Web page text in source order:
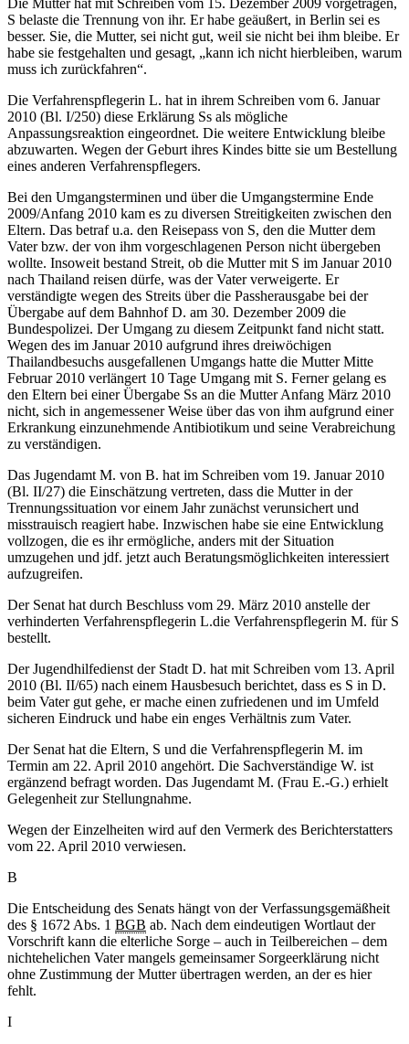
Die Mutter hat mit Schreiben vom 15. Dezember 2009 vorgetragen,
S belaste die Trennung von ihr. Er habe geäußert, in Berlin sei es
besser. Sie, die Mutter, sei nicht gut, weil sie nicht bei ihm bleibe. Er
habe sie festgehalten und gesagt, „kann ich nicht hierbleiben, warum
muss ich zurückfahren“.
Die Verfahrenspflegerin L. hat in ihrem Schreiben vom 6. Januar
2010 (Bl. I/250) diese Erklärung Ss als mögliche
Anpassungsreaktion eingeordnet. Die weitere Entwicklung bleibe
abzuwarten. Wegen der Geburt ihres Kindes bitte sie um Bestellung
eines anderen Verfahrenspflegers.
Bei den Umgangsterminen und über die Umgangstermine Ende
2009/Anfang 2010 kam es zu diversen Streitigkeiten zwischen den
Eltern. Das betraf u.a. den Reisepass von S, den die Mutter dem
Vater bzw. der von ihm vorgeschlagenen Person nicht übergeben
wollte. Insoweit bestand Streit, ob die Mutter mit S im Januar 2010
nach Thailand reisen dürfe, was der Vater verweigerte. Er
verständigte wegen des Streits über die Passherausgabe bei der
Übergabe auf dem Bahnhof D. am 30. Dezember 2009 die
Bundespolizei. Der Umgang zu diesem Zeitpunkt fand nicht statt.
Wegen des im Januar 2010 aufgrund ihres dreiwöchigen
Thailandbesuchs ausgefallenen Umgangs hatte die Mutter Mitte
Februar 2010 verlängert 10 Tage Umgang mit S. Ferner gelang es
den Eltern bei einer Übergabe Ss an die Mutter Anfang März 2010
nicht, sich in angemessener Weise über das von ihm aufgrund einer
Erkrankung einzunehmende Antibiotikum und seine Verabreichung
zu verständigen.
Das Jugendamt M. von B. hat im Schreiben vom 19. Januar 2010
(Bl. II/27) die Einschätzung vertreten, dass die Mutter in der
Trennungssituation vor einem Jahr zunächst verunsichert und
misstrauisch reagiert habe. Inzwischen habe sie eine Entwicklung
vollzogen, die es ihr ermögliche, anders mit der Situation
umzugehen und jdf. jetzt auch Beratungsmöglichkeiten interessiert
aufzugreifen.
Der Senat hat durch Beschluss vom 29. März 2010 anstelle der
verhinderten Verfahrenspflegerin L.die Verfahrenspflegerin M. für S
bestellt.
Der Jugendhilfedienst der Stadt D. hat mit Schreiben vom 13. April
2010 (Bl. II/65) nach einem Hausbesuch berichtet, dass es S in D.
beim Vater gut gehe, er mache einen zufriedenen und im Umfeld
sicheren Eindruck und habe ein enges Verhältnis zum Vater.
Der Senat hat die Eltern, S und die Verfahrenspflegerin M. im
Termin am 22. April 2010 angehört. Die Sachverständige W. ist
ergänzend befragt worden. Das Jugendamt M. (Frau E.-G.) erhielt
Gelegenheit zur Stellungnahme.
Wegen der Einzelheiten wird auf den Vermerk des Berichterstatters
vom 22. April 2010 verwiesen.
B
Die Entscheidung des Senats hängt von der Verfassungsgemäßheit
des § 1672 Abs. 1 BGB ab. Nach dem eindeutigen Wortlaut der
Vorschrift kann die elterliche Sorge – auch in Teilbereichen – dem
nichtehelichen Vater mangels gemeinsamer Sorgeerklärung nicht
ohne Zustimmung der Mutter übertragen werden, an der es hier
fehlt.
I